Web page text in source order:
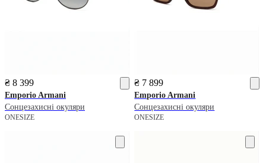
₴ 8 399
Emporio Armani
Сонцезахисні окуляри
ONESIZE
₴ 7 899
Emporio Armani
Сонцезахисні окуляри
ONESIZE